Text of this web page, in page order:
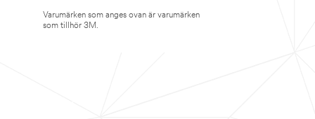
Varumärken som anges ovan är varumärken
som tillhör 3M.